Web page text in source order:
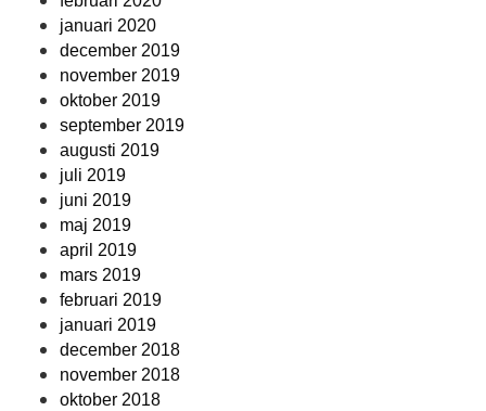
januari 2020
december 2019
november 2019
oktober 2019
september 2019
augusti 2019
juli 2019
juni 2019
maj 2019
april 2019
mars 2019
februari 2019
januari 2019
december 2018
november 2018
oktober 2018